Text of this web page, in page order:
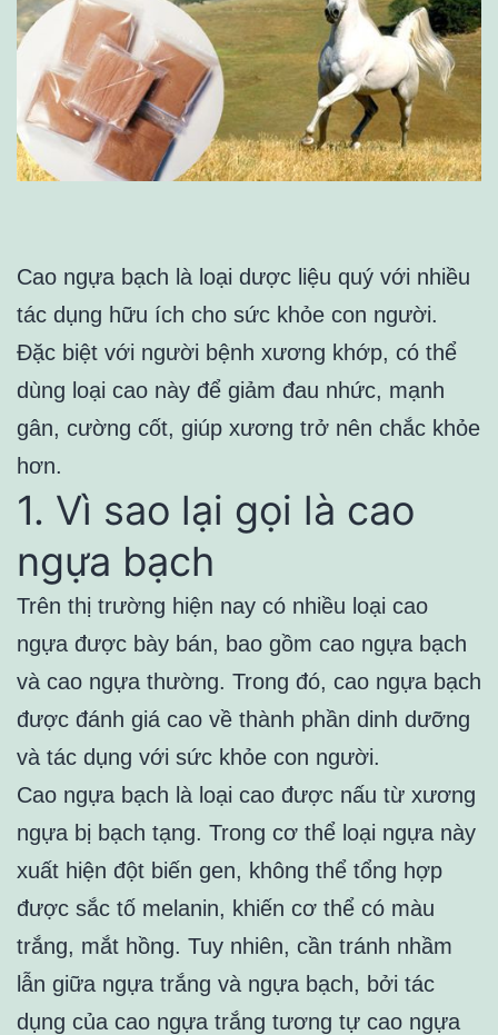
Cao ngựa bạch là loại dược liệu quý với nhiều
tác dụng hữu ích cho sức khỏe con người.
Đặc biệt với người bệnh xương khớp, có thể
dùng loại cao này để giảm đau nhức, mạnh
gân, cường cốt, giúp xương trở nên chắc khỏe
hơn.
1. Vì sao lại gọi là cao
ngựa bạch
Trên thị trường hiện nay có nhiều loại cao
ngựa được bày bán, bao gồm cao ngựa bạch
và cao ngựa thường. Trong đó, cao ngựa bạch
được đánh giá cao về thành phần dinh dưỡng
và tác dụng với sức khỏe con người.
Cao ngựa bạch là loại cao được nấu từ xương
ngựa bị bạch tạng. Trong cơ thể loại ngựa này
xuất hiện đột biến gen, không thể tổng hợp
được sắc tố melanin, khiến cơ thể có màu
trắng, mắt hồng. Tuy nhiên, cần tránh nhầm
lẫn giữa ngựa trắng và ngựa bạch, bởi tác
dụng của cao ngựa trắng tương tự cao ngựa